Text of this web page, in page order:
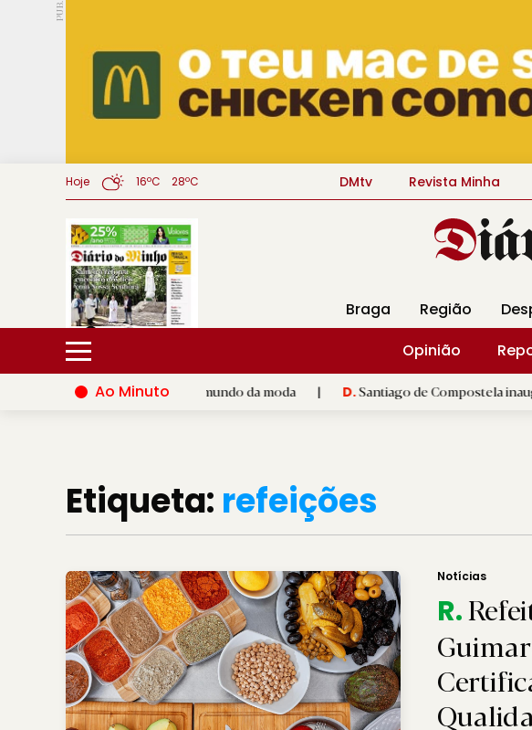
PUB.
Hoje 16ºC 28ºC DMtv Revista Minha
Braga Região
Opinião
Ao Minuto
e à inovação do mundo da moda | D.Santiago de Compostela inaugura XVI
Etiqueta: refeições
Notícias
R.